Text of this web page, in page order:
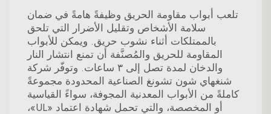
تلعب أبواب مقاومة الحريق وظيفةً هامةً في ضمان
سلامة الأشخاص وتقليل الأضرار التي تلحق
بالممتلكات أثناء نشوب حريق. ويمكن للأبواب
المقاومة للحريق والمُصنَّفة أن تمنع انتشار النار
والدخان لمدة تصل إلى ٣ ساعات. وتوفّر شركة
شنغهاي شون تشونغ الصناعية المحدودة مجموعةً
كاملةً من الأبواب المعدنية المجوفة، سواءً القياسية
أو المخصصة، والتي تحمل شهادة اعتماد «UL»،